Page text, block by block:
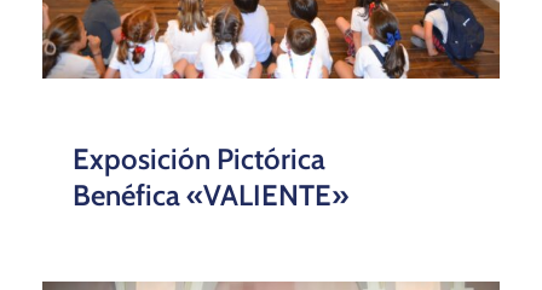
Exposición Pictórica
Benéfica «VALIENTE»